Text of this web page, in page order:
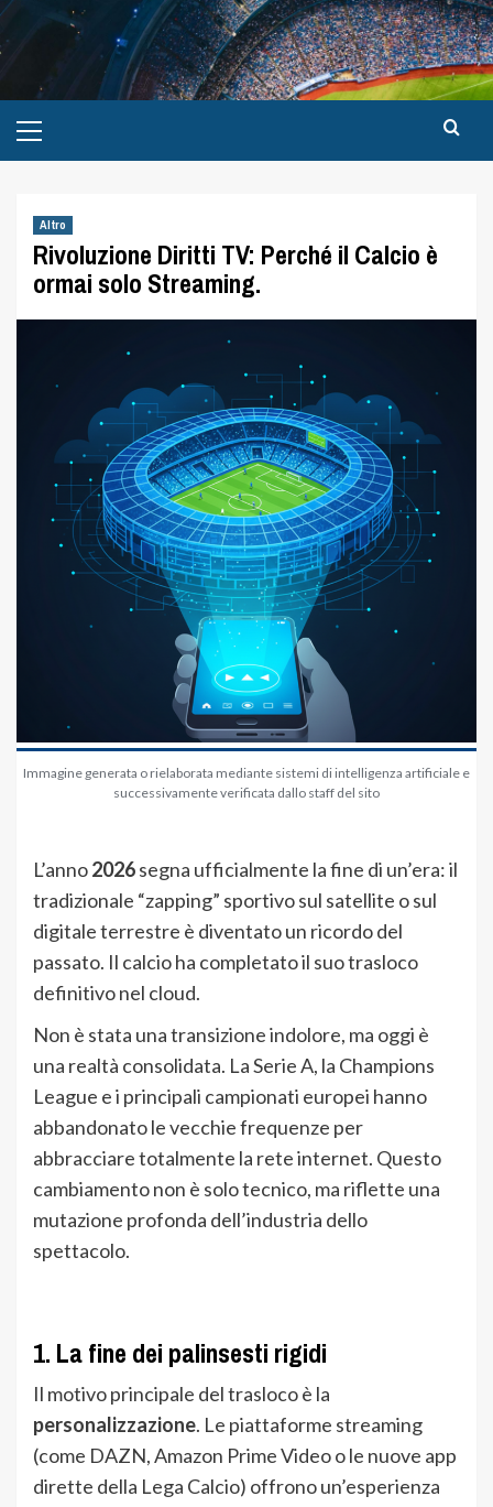
Altro
Rivoluzione Diritti TV: Perché il Calcio è
ormai solo Streaming.
Immagine generata o rielaborata mediante sistemi di intelligenza artificiale e
successivamente verificata dallo staff del sito
L’anno2026segna ufficialmente la fine di un’era: il
tradizionale “zapping” sportivo sul satellite o sul
digitale terrestre è diventato un ricordo del
passato. Il calcio ha completato il suo trasloco
definitivo nel cloud.
Non è stata una transizione indolore, ma oggi è
una realtà consolidata. La Serie A, la Champions
League e i principali campionati europei hanno
abbandonato le vecchie frequenze per
abbracciare totalmente la rete internet. Questo
cambiamento non è solo tecnico, ma riflette una
mutazione profonda dell’industria dello
spettacolo.
1. La fine dei palinsesti rigidi
Il motivo principale del trasloco è la
personalizzazione. Le piattaforme streaming
(come DAZN, Amazon Prime Video o le nuove app
dirette della Lega Calcio) offrono un’esperienza